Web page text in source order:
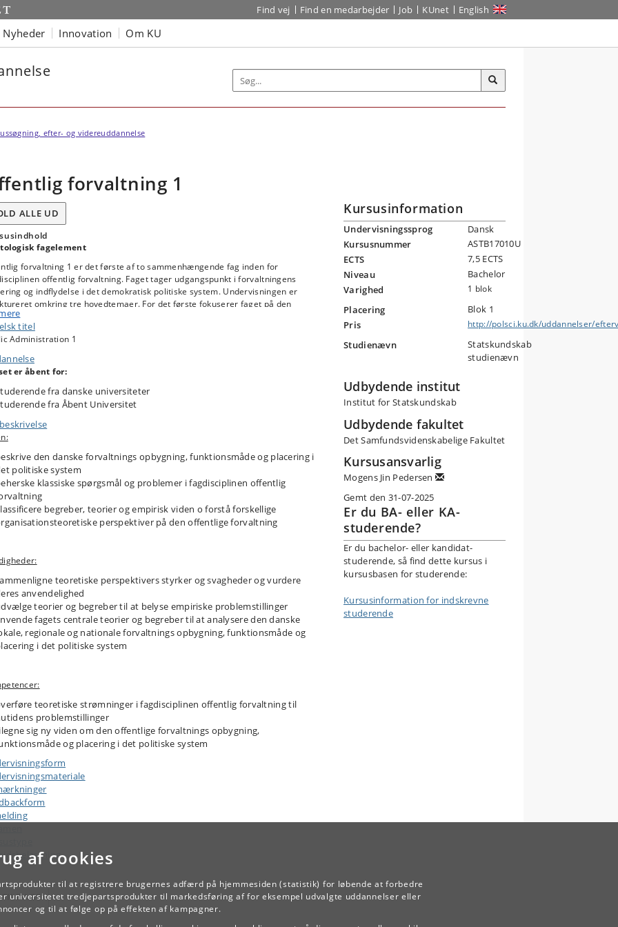
af cookies
til at registrere brugernes adfærd på hjemmesiden (statistik) for løbende at forbedre
universitetet tredjepartsprodukter til markedsføring af for eksempel udvalgte uddannelser eller
og til at følge op på effekten af kampagner.
Find vej Find en medarbejder Job KUnet English
Nyheder Innovation Om KU
efter- og videreuddannelse
forvaltning 1
ALLE UD
fagelement
forvaltning 1 er det første af to sammenhængende fag inden for
offentlig forvaltning. Faget tager udgangspunkt i forvaltningens
og indflydelse i det demokratisk politiske system. Undervisningen er
omkring tre hovedtemaer. For det første fokuserer faget på den
tradition for at studere den offentlige forvaltning. Omdrejningspunktet er
klassiske spørgsmål og temaer. For det andet introducerer faget de
dele af organisationsteorien, der er særlig relevant for at studere den
forvaltning. Det gælder bl.a. organisationsteori til at forstå
indre forhold, hvordan organisationer afgrænser sig fra og
omgivelserne, og hvordan organisationer indgår på organisationsfelter.
tredje rettes fokus mod den nationale, regionale og lokale forvaltnings
og samspil med omgivelserne i det danske politiske system. Dette
og opgaver, herunder særlig centrale forhold og ændringer i
Særtræk ved den danske forvaltning bliver også fremhævet i
perspektiv. I alle dele af faget bliver teorier og problemer illustreret
afsæt i cases og eksempler fra den offentlige forvaltning.
titel
Administration 1
er åbent for:
fra danske universiteter
fra Åbent Universitet
den danske forvaltnings opbygning, funktionsmåde og placering i
politiske system
klassiske spørgsmål og problemer i fagdisciplinen offentlig
begreber, teorier og empirisk viden o forstå forskellige
perspektiver på den offentlige forvaltning
teoretiske perspektivers styrker og svagheder og vurdere
anvendelighed
teorier og begreber til at belyse empiriske problemstillinger
fagets centrale teorier og begreber til at analysere den danske
regionale og nationale forvaltnings opbygning, funktionsmåde og
i det politiske system
teoretiske strømninger i fagdisciplinen offentlig forvaltning til
problemstillinger
sig ny viden om den offentlige forvaltnings opbygning,
og placering i det politiske system
Kursusinformation
Undervisningssprog
Dansk
Kursusnummer
ASTB17010U
ECTS
7,5 ECTS
Niveau
Bachelor
Varighed
1 blok
Placering
Blok 1
Pris
http://polsci.ku.dk/uddannelser/
Studienævn
Statskundskab
studienævn
Udbydende institut
Institut for Statskundskab
Udbydende fakultet
Det Samfundsvidenskabelige Fakultet
Kursusansvarlig
Mogens Jin Pedersen
Gemt den 31-07-2025
Er du BA- eller KA-
studerende?
Er du bachelor- eller kandidat-
studerende, så find dette kursus i
kursusbasen for studerende:
Kursusinformation for indskrevne
studerende
TILBAGE